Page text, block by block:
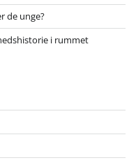
de unge?
i rummet